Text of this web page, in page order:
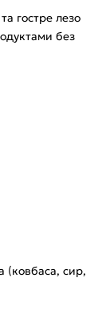
гостре лезо
без
(ковбаса, сир,